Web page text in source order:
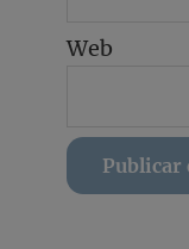
Web